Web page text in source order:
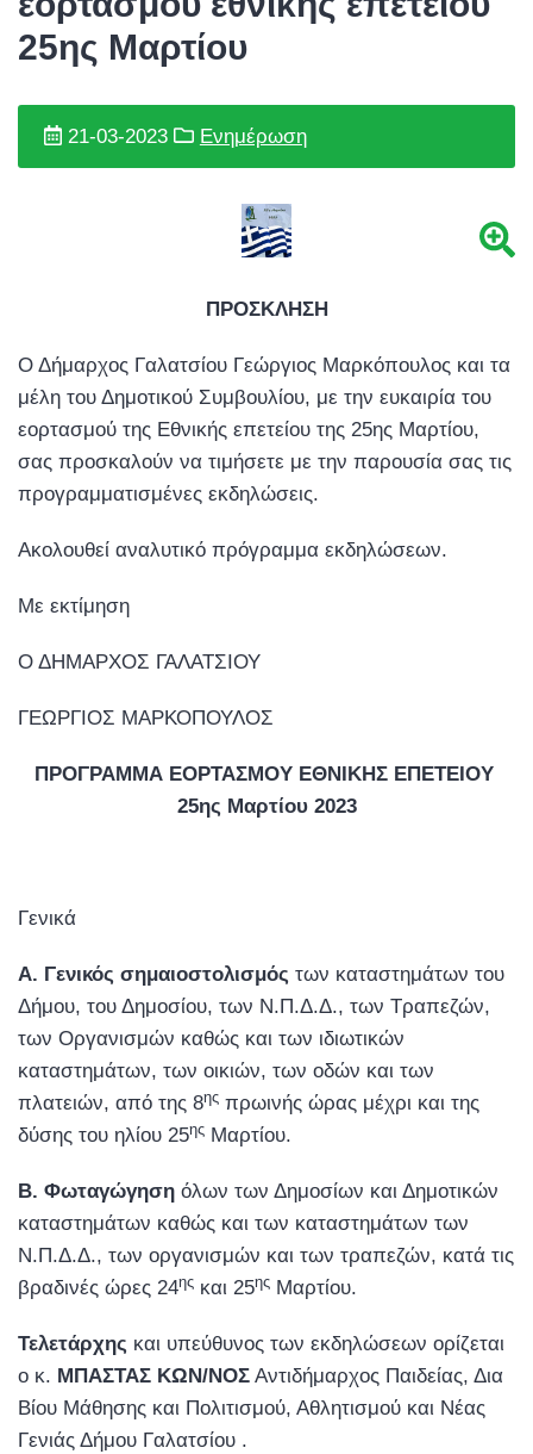
25ης Μαρτίου
21-03-2023 Ενημέρωση
ΠΡΟΣΚΛΗΣΗ
Ο Δήμαρχος Γαλατσίου Γεώργιος Μαρκόπουλος και τα
μέλη του Δημοτικού Συμβουλίου, με την ευκαιρία του
εορτασμού της Εθνικής επετείου της 25ης Mαρτίου,
σας προσκαλούν να τιμήσετε με την παρουσία σας τις
προγραμματισμένες εκδηλώσεις.
Ακολουθεί αναλυτικό πρόγραμμα εκδηλώσεων.
Με εκτίμηση
Ο ΔΗΜΑΡΧΟΣ ΓΑΛΑΤΣΙΟΥ
ΓΕΩΡΓΙΟΣ ΜΑΡΚΟΠΟΥΛΟΣ
ΠΡΟΓΡΑΜΜΑ ΕΟΡΤΑΣΜΟΥ ΕΘΝΙΚΗΣ ΕΠΕΤΕΙΟΥ
25ης Μαρτίου 2023
Γενικά
Α. Γενικός σημαιοστολισμός των καταστημάτων του
Δήμου, του Δημοσίου, των Ν.Π.Δ.Δ., των Τραπεζών,
των Οργανισμών καθώς και των ιδιωτικών
καταστημάτων, των οικιών, των οδών και των
πλατειών, από της 8ης πρωινής ώρας μέχρι και της
δύσης του ηλίου 25ης Μαρτίου.
Β. Φωταγώγηση όλων των Δημοσίων και Δημοτικών
καταστημάτων καθώς και των καταστημάτων των
Ν.Π.Δ.Δ., των οργανισμών και των τραπεζών, κατά τις
βραδινές ώρες 24ης και 25ης Μαρτίου.
Τελετάρχης και υπεύθυνος των εκδηλώσεων ορίζεται
ο κ. ΜΠΑΣΤΑΣ ΚΩΝ/ΝΟΣ Αντιδήμαρχος Παιδείας, Δια
Βίου Μάθησης και Πολιτισμού, Αθλητισμού και Νέας
Γενιάς Δήμου Γαλατσίου .